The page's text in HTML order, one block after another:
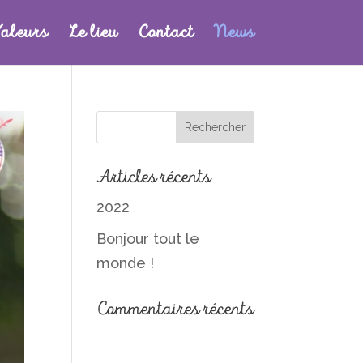
Le lieu Contact News
Articles récents
2022
Bonjour tout le
monde !
Commentaires récents